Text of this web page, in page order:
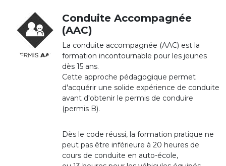
Conduite Accompagnée
(AAC)
La conduite accompagnée (AAC) est la
formation incontournable pour les jeunes
dès 15 ans.
Cette approche pédagogique permet
d'acquérir une solide expérience de conduite
avant d'obtenir le permis de conduire
(permis B).
Dès le code réussi, la formation pratique ne
peut pas être inférieure à 20 heures de
cours de conduite en auto-école,